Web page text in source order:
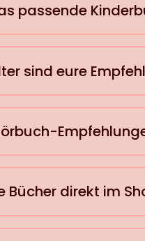
passende
sind eure
Bücher direkt im